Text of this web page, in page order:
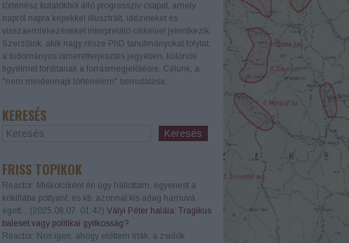
történész kutatókból álló progresszív csapat, amely
napról napra képekkel illusztrált, idézeteket és
visszaemlékezéseket interpretáló cikkeivel jelentkezik.
Szerzőink, akik nagy része PhD tanulmányokat folytat,
a tudományos ismeretterjesztés jegyében, különös
figyelmet fordítanak a forrásmegjelölésre. Célunk, a
"nem mindennapi történelem" bemutatása.
KERESÉS
FRISS TOPIKOK
Reactor: Miskolciként én úgy hallottam, egyenest a
kokillába pottyant, és kb. azonnal kis adag hamuvá
égett... (2025.08.07. 01:42) Vályi Péter halála: Tragikus
baleset vagy politikai gyilkosság?
Reactor: Nos igen, ahogy előttem írták, a zsidók